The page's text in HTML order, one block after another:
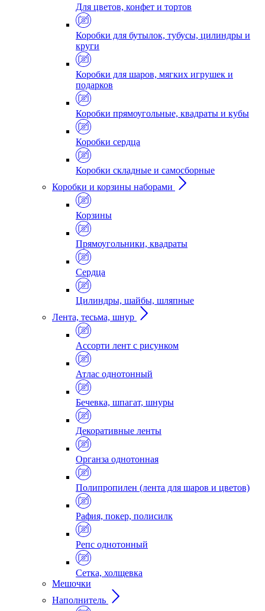
Для цветов, конфет и тортов
Коробки для бутылок, тубусы, цилиндры и
круги
Коробки для шаров, мягких игрушек и
подарков
Коробки прямоугольные, квадраты и кубы
Коробки сердца
Коробки складные и самосборные
Коробки и корзины наборами
Корзины
Прямоугольники, квадраты
Сердца
Цилиндры, шайбы, шляпные
Лента, тесьма, шнур
Ассорти лент с рисунком
Атлас однотонный
Бечевка, шпагат, шнуры
Декоративные ленты
Органза однотонная
Полипропилен (лента для шаров и цветов)
Рафия, покер, полисилк
Репс однотонный
Сетка, холщевка
Мешочки
Наполнитель